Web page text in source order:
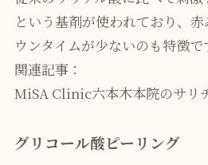
という基剤が使われており、
ウンタイムが少ないのも特徴で
関連記事：
MiSA Clinic六本木本院のサリ
グリコール酸ピーリング